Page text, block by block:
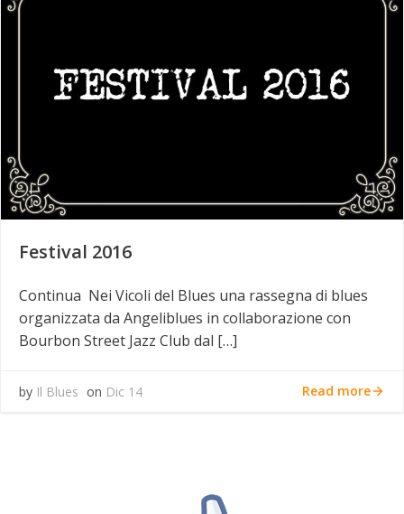
Festival 2016
Continua Nei Vicoli del Blues una rassegna di blues
organizzata da Angeliblues in collaborazione con
Bourbon Street Jazz Club dal […]
by Il Blues on Dic 14 Read more